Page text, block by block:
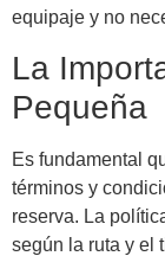
equipaje y no
La
Pequeña
Es fundamental
términos y
reserva. La
según la ruta y el